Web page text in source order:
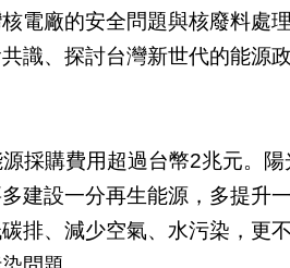
電廠的安全問題與核廢料處
識、探討台灣新世代的能源
採購費用超過台幣2兆元。陽
建設一分再生能源，多提升
排、減少空氣、水污染，更